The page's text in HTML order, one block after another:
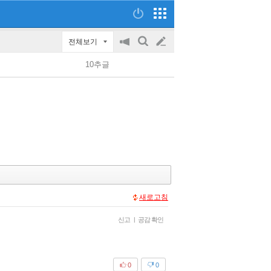
전체보기
공
on/off
검
글
쓰
10추글
새로고침
신고 | 공감 확인
0
0